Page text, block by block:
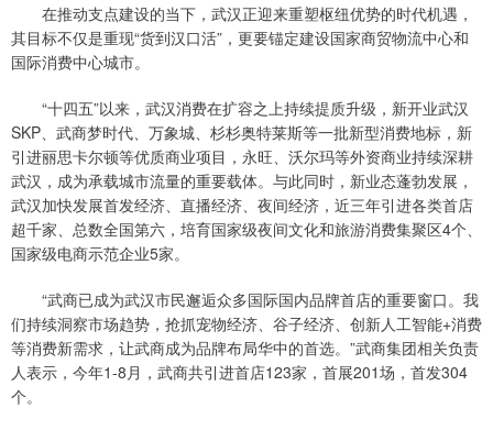
在推动支点建设的当下，武汉正迎来重塑枢纽优势的时代机遇，
其目标不仅是重现“货到汉口活”，更要锚定建设国家商贸物流中心和
国际消费中心城市。
“十四五”以来，武汉消费在扩容之上持续提质升级，新开业武汉
SKP、武商梦时代、万象城、杉杉奥特莱斯等一批新型消费地标，新
引进丽思卡尔顿等优质商业项目，永旺、沃尔玛等外资商业持续深耕
武汉，成为承载城市流量的重要载体。与此同时，新业态蓬勃发展，
武汉加快发展首发经济、直播经济、夜间经济，近三年引进各类首店
超千家、总数全国第六，培育国家级夜间文化和旅游消费集聚区4个、
国家级电商示范企业5家。
“武商已成为武汉市民邂逅众多国际国内品牌首店的重要窗口。我
们持续洞察市场趋势，抢抓宠物经济、谷子经济、创新人工智能+消费
等消费新需求，让武商成为品牌布局华中的首选。”武商集团相关负责
人表示，今年1-8月，武商共引进首店123家，首展201场，首发304
个。